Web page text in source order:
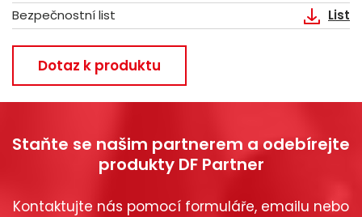
Bezpečnostní list
List
Dotaz k produktu
Staňte se našim partnerem a odebírejte
produkty DF Partner
Kontaktujte nás pomocí formuláře, emailu nebo